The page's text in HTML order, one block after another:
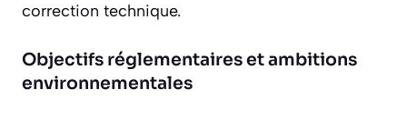
correction technique.
Objectifs réglementaires et ambitions
environnementales